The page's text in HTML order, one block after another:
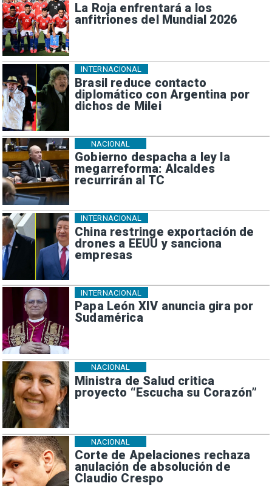
La Roja enfrentará a los
anfitriones del Mundial 2026
Brasil reduce contacto
diplomático con Argentina por
dichos de Milei
INTERNACIONAL
Gobierno despacha a ley la
megarreforma: Alcaldes
recurrirán al TC
NACIONAL
China restringe exportación de
drones a EEUU y sanciona
empresas
INTERNACIONAL
Papa León XIV anuncia gira por
Sudamérica
INTERNACIONAL
Ministra de Salud critica
proyecto “Escucha su Corazón”
NACIONAL
Corte de Apelaciones rechaza
anulación de absolución de
Claudio Crespo
NACIONAL